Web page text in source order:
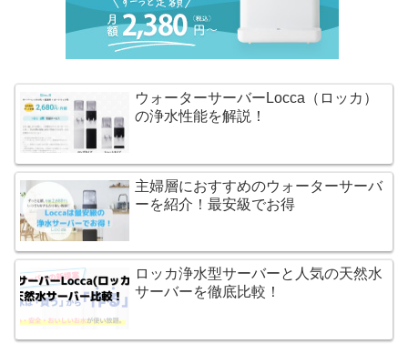
ウォーターサーバーLocca（ロッカ）
の浄水性能を解説！
主婦層におすすめのウォーターサーバ
ーを紹介！最安級でお得
ロッカ浄水型サーバーと人気の天然水
サーバーを徹底比較！